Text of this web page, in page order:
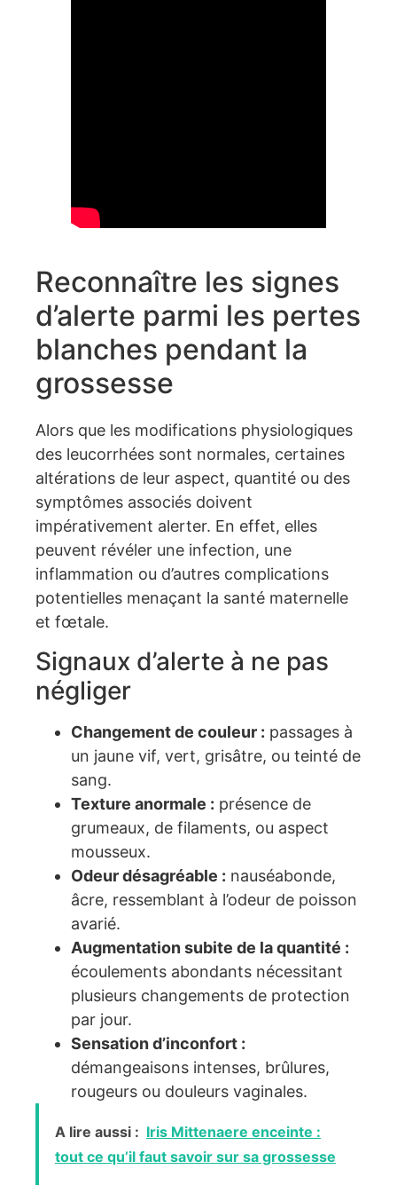
Reconnaître les signes
d’alerte parmi les pertes
blanches pendant la
grossesse
Alors que les modifications physiologiques
des leucorrhées sont normales, certaines
altérations de leur aspect, quantité ou des
symptômes associés doivent
impérativement alerter. En effet, elles
peuvent révéler une infection, une
inflammation ou d’autres complications
potentielles menaçant la santé maternelle
et fœtale.
Signaux d’alerte à ne pas
négliger
Changement de couleur : passages à
un jaune vif, vert, grisâtre, ou teinté de
sang.
Texture anormale : présence de
grumeaux, de filaments, ou aspect
mousseux.
Odeur désagréable : nauséabonde,
âcre, ressemblant à l’odeur de poisson
avarié.
Augmentation subite de la quantité :
écoulements abondants nécessitant
plusieurs changements de protection
par jour.
Sensation d’inconfort :
démangeaisons intenses, brûlures,
rougeurs ou douleurs vaginales.
A lire aussi : Iris Mittenaere enceinte :
tout ce qu’il faut savoir sur sa grossesse